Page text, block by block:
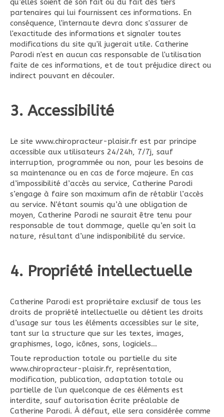
qu’elles soient de son fait ou du fait des tiers
partenaires qui lui fournissent ces informations. En
conséquence, l'internaute devra donc s'assurer de
l'exactitude des informations et signaler toutes
modifications du site qu'il jugerait utile. Catherine
Parodi n'est en aucun cas responsable de l'utilisation
faite de ces informations, et de tout préjudice direct ou
indirect pouvant en découler.
3. Accessibilité
Le site www.chiropracteur-plaisir.fr est par principe
accessible aux utilisateurs 24/24h, 7/7j, sauf
interruption, programmée ou non, pour les besoins de
sa maintenance ou en cas de force majeure. En cas
d’impossibilité d’accès au service, Catherine Parodi
s’engage à faire son maximum afin de rétablir l’accès
au service. N’étant soumis qu’à une obligation de
moyen, Catherine Parodi ne saurait être tenu pour
responsable de tout dommage, quelle qu’en soit la
nature, résultant d’une indisponibilité du service.
4. Propriété intellectuelle
Catherine Parodi est propriétaire exclusif de tous les
droits de propriété intellectuelle ou détient les droits
d’usage sur tous les éléments accessibles sur le site,
tant sur la structure que sur les textes, images,
graphismes, logo, icônes, sons, logiciels…
Toute reproduction totale ou partielle du site
www.chiropracteur-plaisir.fr, représentation,
modification, publication, adaptation totale ou
partielle de l'un quelconque de ces éléments est
interdite, sauf autorisation écrite préalable de
Catherine Parodi. À défaut, elle sera considérée comme